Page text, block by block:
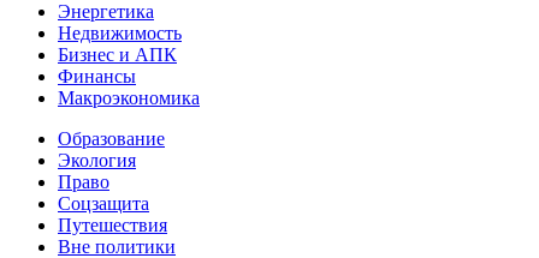
Энергетика
Недвижимость
Бизнес и АПК
Финансы
Макроэкономика
Образование
Экология
Право
Соцзащита
Путешествия
Вне политики